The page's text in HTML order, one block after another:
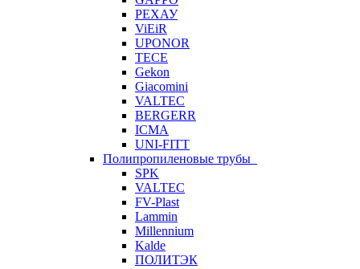
РЕХАУ
ViEiR
UPONOR
TECE
Gekon
Giacomini
VALTEC
BERGERR
ICMA
UNI-FITT
Полипропиленовые трубы
SPK
VALTEC
FV-Plast
Lammin
Millennium
Kalde
ПОЛИТЭК